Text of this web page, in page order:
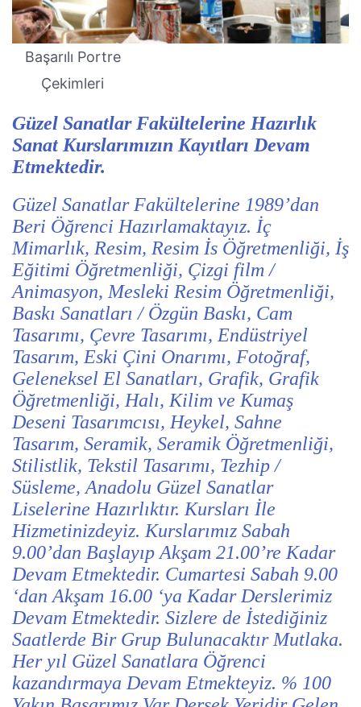
Başarılı Portre
Çekimleri
Güzel Sanatlar Fakültelerine Hazırlık
Sanat Kurslarımızın Kayıtları Devam
Etmektedir.
Güzel Sanatlar Fakültelerine 1989’dan
Beri Öğrenci Hazırlamaktayız. İç
Mimarlık, Resim, Resim İs Öğretmenliği, İş
Eğitimi Öğretmenliği, Çizgi film /
Animasyon, Mesleki Resim Öğretmenliği,
Baskı Sanatları / Özgün Baskı, Cam
Tasarımı, Çevre Tasarımı, Endüstriyel
Tasarım, Eski Çini Onarımı, Fotoğraf,
Geleneksel El Sanatları, Grafik, Grafik
Öğretmenliği, Halı, Kilim ve Kumaş
Deseni Tasarımcısı, Heykel, Sahne
Tasarım, Seramik, Seramik Öğretmenliği,
Stilistlik, Tekstil Tasarımı, Tezhip /
Süsleme, Anadolu Güzel Sanatlar
Liselerine Hazırlıktır. Kursları İle
Hizmetinizdeyiz. Kurslarımız Sabah
9.00’dan Başlayıp Akşam 21.00’re Kadar
Devam Etmektedir. Cumartesi Sabah 9.00
‘dan Akşam 16.00 ‘ya Kadar Derslerimiz
Devam Etmektedir. Sizlere de İstediğiniz
Saatlerde Bir Grup Bulunacaktır Mutlaka.
Her yıl Güzel Sanatlara Öğrenci
kazandırmaya Devam Etmekteyiz. % 100